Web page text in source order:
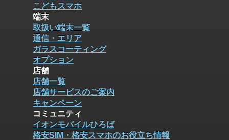
こどもスマホ
端末
取扱い端末一覧
通信・エリア
ガラスコーティング
オプション
店舗
店舗一覧
店舗サービスのご案内
キャンペーン
コミュニティ
イオンモバイルひろば
格安SIM・格安スマホのお役立ち情報